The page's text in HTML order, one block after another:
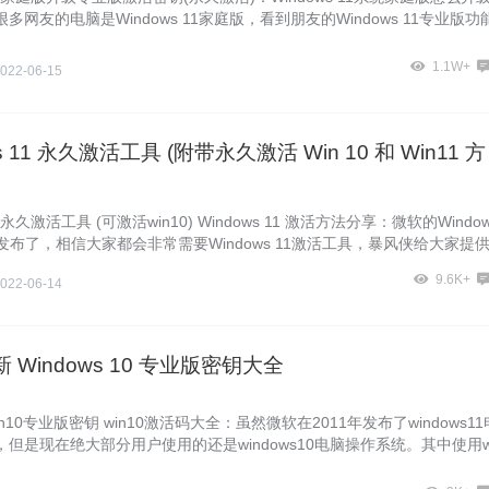
多网友的电脑是Windows 11家庭版，看到朋友的Windows 11专业版功
11家庭
06-15 1.1W+
11 永久激活工具 (附带永久激活 Win 10 和 Win11 方
久激活工具 (可激活win10) Windows 11 激活方法分享：微软的
布了，相信大家都会非常需要Windows 11激活工具，暴风侠给大家提供
06-14 9.6K+
Windows 10 专业版密钥大全
专业版密钥 win10激活码大全：虽然微软在2011年发布了windows11
但是现在绝大部分用户使用的还是windows10电脑操作系统。其中使用